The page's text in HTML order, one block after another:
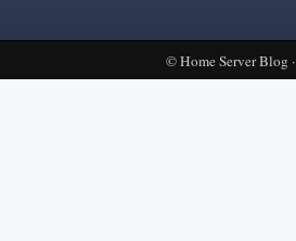
©Home Server Blog